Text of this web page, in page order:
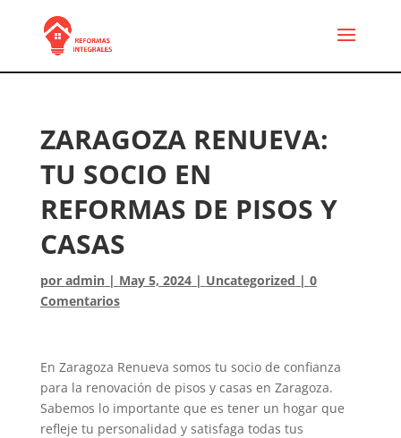
ZARAGOZA RENUEVA:
TU SOCIO EN
REFORMAS DE PISOS Y
CASAS
por admin| May 5, 2024| Uncategorized | 0
Comentarios
En Zaragoza Renueva somos tu socio de confianza
para la renovación de pisos y casas en Zaragoza.
Sabemos lo importante que es tener un hogar que
refleje tu personalidad y satisfaga todas tus